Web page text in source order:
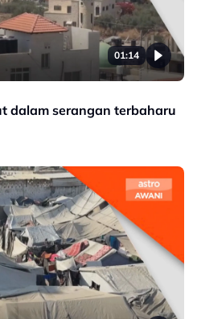
01:14
dalam serangan terbaharu